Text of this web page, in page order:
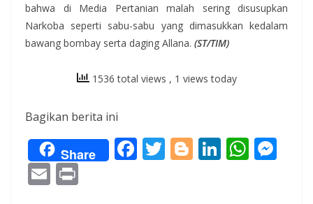
bahwa di Media Pertanian malah sering disusupkan
Narkoba seperti sabu-sabu yang dimasukkan kedalam
bawang bombay serta daging Allana. (ST/TIM)
1536 total views , 1 views today
Bagikan berita ini
Share F T Bl Li W
E